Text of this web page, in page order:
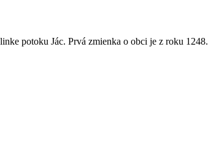
potoku Jác. Prvá zmienka o obci je z roku 1248.